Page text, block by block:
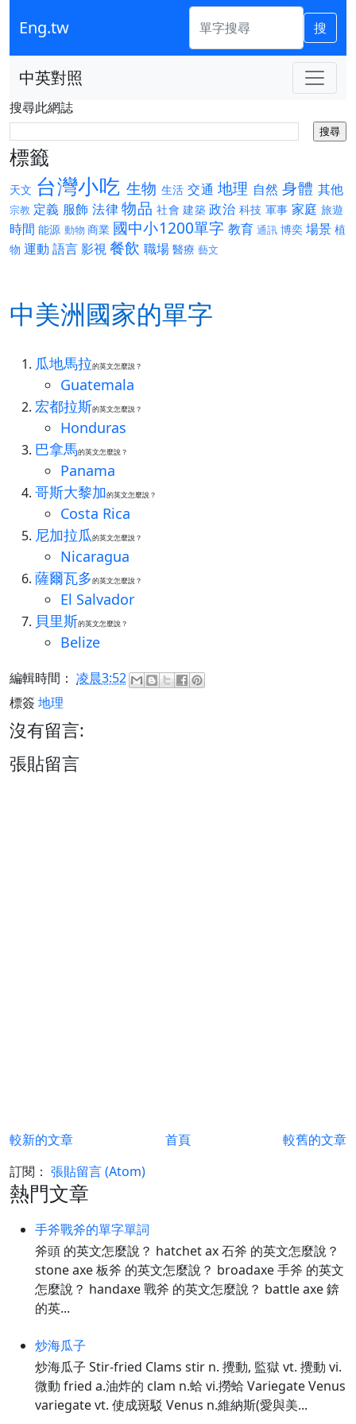
Eng.tw 搜
中英對照
搜尋此網誌
標籤
天文 台灣小吃 生物 生活 交通 地理 自然 身體 其他
宗教 定義 服飾 法律物品 社會 建築 政治 科技 軍事 家庭 旅遊
時間 能源 動物 商業 國中小1200單字 教育 通訊 博奕 場景 植
物 運動 語言影視餐飲 職場 醫療 藝文
中美洲國家的單字
瓜地馬拉的英文怎麼說？
Guatemala
宏都拉斯的英文怎麼說？
Honduras
巴拿馬的英文怎麼說？
Panama
哥斯大黎加的英文怎麼說？
Costa Rica
尼加拉瓜的英文怎麼說？
Nicaragua
薩爾瓦多的英文怎麼說？
El Salvador
貝里斯的英文怎麼說？
Belize
編輯時間： 凌晨3:52
標簽 地理
沒有留言:
張貼留言
較新的文章 較舊的文章
首頁
訂閱： 張貼留言 (Atom)
熱門文章
手斧戰斧的單字單詞
斧頭 的英文怎麼說？ hatchet ax 石斧 的英文怎麼說？
stone axe 板斧 的英文怎麼說？ broadaxe 手斧 的英文
怎麼說？ handaxe 戰斧 的英文怎麼說？ battle axe 錛
的英...
炒海瓜子
炒海瓜子 Stir-fried Clams stir n. 攪動, 監獄 vt. 攪動 vi.
微動 fried a.油炸的 clam n.蛤 vi.撈蛤 Variegate Venus
variegate vt. 使成斑駁 Venus n.維納斯(愛與美...